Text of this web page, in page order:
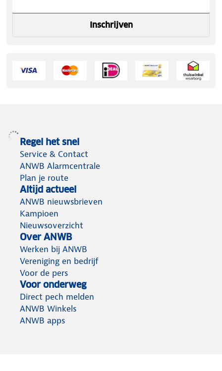
Inschrijven
Regel het snel
Service & Contact
ANWB Alarmcentrale
Plan je route
Altijd actueel
ANWB nieuwsbrieven
Kampioen
Nieuwsoverzicht
Over ANWB
Werken bij ANWB
Vereniging en bedrijf
Voor de pers
Voor onderweg
Direct pech melden
ANWB Winkels
ANWB apps